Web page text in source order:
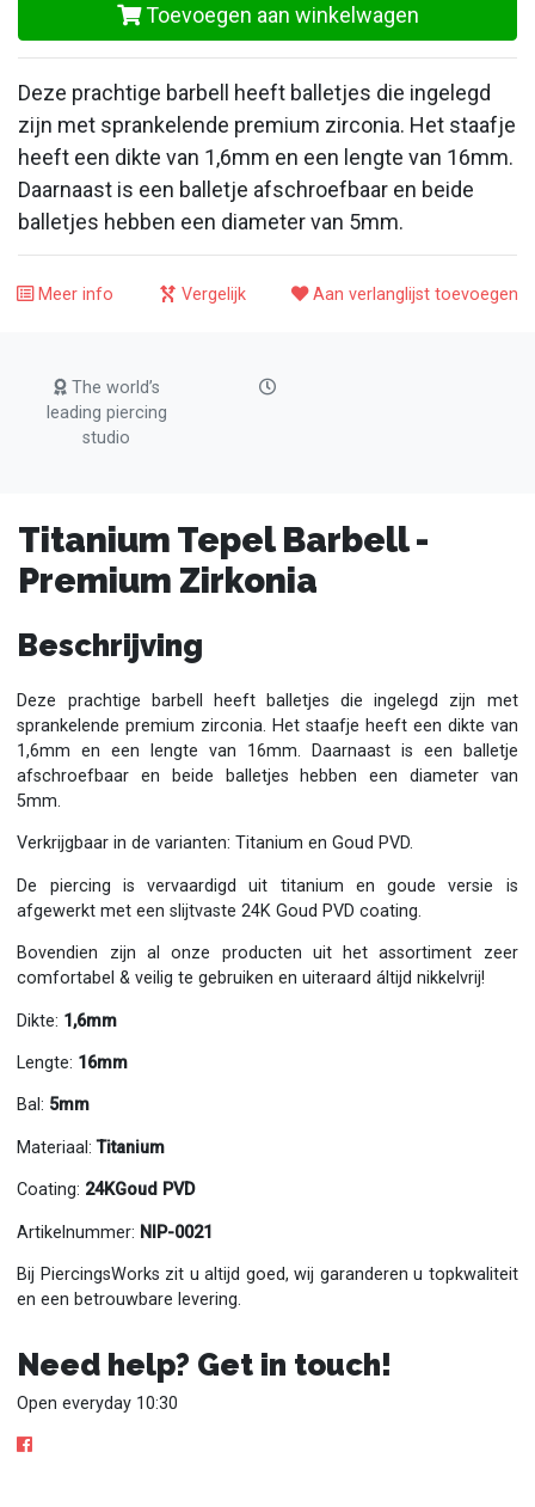
Toevoegen aan winkelwagen
Deze prachtige barbell heeft balletjes die ingelegd
zijn met sprankelende premium zirconia. Het staafje
heeft een dikte van 1,6mm en een lengte van 16mm.
Daarnaast is een balletje afschroefbaar en beide
balletjes hebben een diameter van 5mm.
Meer info Vergelijk Aan verlanglijst toevoegen
The world’s
leading piercing
studio
Titanium Tepel Barbell -
Premium Zirkonia
Beschrijving
Deze prachtige barbell heeft balletjes die ingelegd zijn met
sprankelende premium zirconia. Het staafje heeft een dikte van
1,6mm en een lengte van 16mm. Daarnaast is een balletje
afschroefbaar en beide balletjes hebben een diameter van
5mm.
Verkrijgbaar in de varianten: Titanium en Goud PVD.
De piercing is vervaardigd uit titanium en goude versie is
afgewerkt met een slijtvaste 24K Goud PVD coating.
Bovendien zijn al onze producten uit het assortiment zeer
comfortabel & veilig te gebruiken en uiteraard áltijd nikkelvrij!
Dikte: 1,6mm
Lengte: 16mm
Bal: 5mm
Materiaal:Titanium
Coating: 24KGoud PVD
Artikelnummer: NIP-0021
Bij PiercingsWorks zit u altijd goed, wij garanderen u topkwaliteit
en een betrouwbare levering.
Need help? Get in touch!
Open everyday 10:30